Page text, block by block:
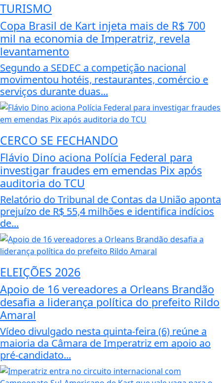
TURISMO
Copa Brasil de Kart injeta mais de R$ 700
mil na economia de Imperatriz, revela
levantamento
Segundo a SEDEC a competição nacional
movimentou hotéis, restaurantes, comércio e
serviços durante duas...
CERCO SE FECHANDO
Flávio Dino aciona Polícia Federal para
investigar fraudes em emendas Pix após
auditoria do TCU
Relatório do Tribunal de Contas da União aponta
prejuízo de R$ 55,4 milhões e identifica indícios
de...
ELEIÇÕES 2026
Apoio de 16 vereadores a Orleans Brandão
desafia a liderança política do prefeito Rildo
Amaral
Vídeo divulgado nesta quinta-feira (6) reúne a
maioria da Câmara de Imperatriz em apoio ao
pré-candidato...